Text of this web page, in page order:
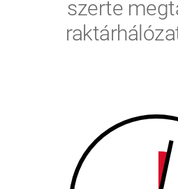
7
0
8
0
szerte